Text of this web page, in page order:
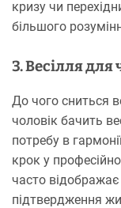
кризу чи
більшого
3. Весілля для
До чого сниться
чоловік бачить
потребу в
крок у
часто відображає
підтвердження